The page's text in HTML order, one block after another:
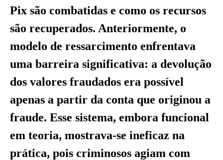
Pix são combatidas e como os recursos
são recuperados. Anteriormente, o
modelo de ressarcimento enfrentava
uma barreira significativa: a devolução
dos valores fraudados era possível
apenas a partir da conta que originou a
fraude. Esse sistema, embora funcional
em teoria, mostrava-se ineficaz na
prática, pois criminosos agiam com